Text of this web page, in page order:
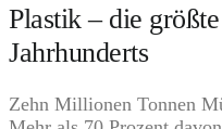
Plastik – die
Jahrhunderts
Zehn Millionen Tonnen